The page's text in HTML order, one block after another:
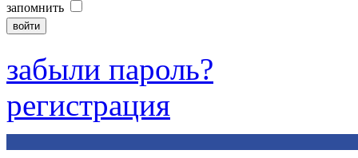
запомнить
забыли пароль?
регистрация